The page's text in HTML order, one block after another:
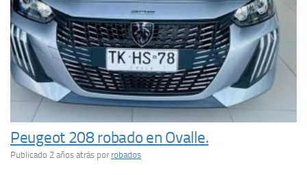
Peugeot 208 robado en Ovalle.
Publicado 2 años atrás por robados